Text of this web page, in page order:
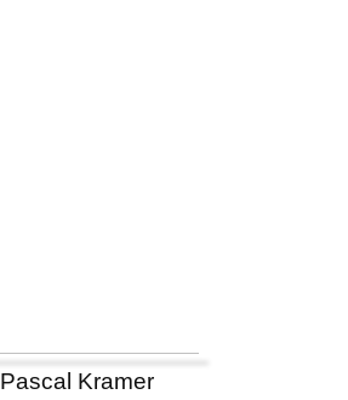
Pascal Kramer